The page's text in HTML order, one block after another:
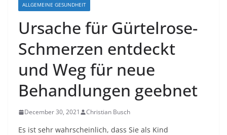
ALLGEMEINE GESUNDHEIT
Ursache für Gürtelrose-
Schmerzen entdeckt
und Weg für neue
Behandlungen geebnet
December 30, 2021 Christian Busch
Es ist sehr wahrscheinlich, dass Sie als Kind